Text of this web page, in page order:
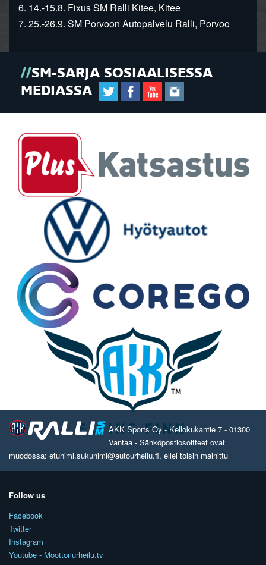
6. 14.-15.8. Fixus SM Ralli Kitee, Kitee
7. 25.-26.9. SM Porvoon Autopalvelu Ralli, Porvoo
SM-SARJA SOSIAALISESSA
MEDIASSA
AKK Sports Oy - Kellokukantie 7 - 01300
Vantaa - Sähköpostiosoitteet ovat
muodossa: etunimi.sukunimi@autourheilu.fi, ellei toisin mainittu
Follow us
Facebook
Twitter
Instagram
Youtube - Moottoriurheilu.tv